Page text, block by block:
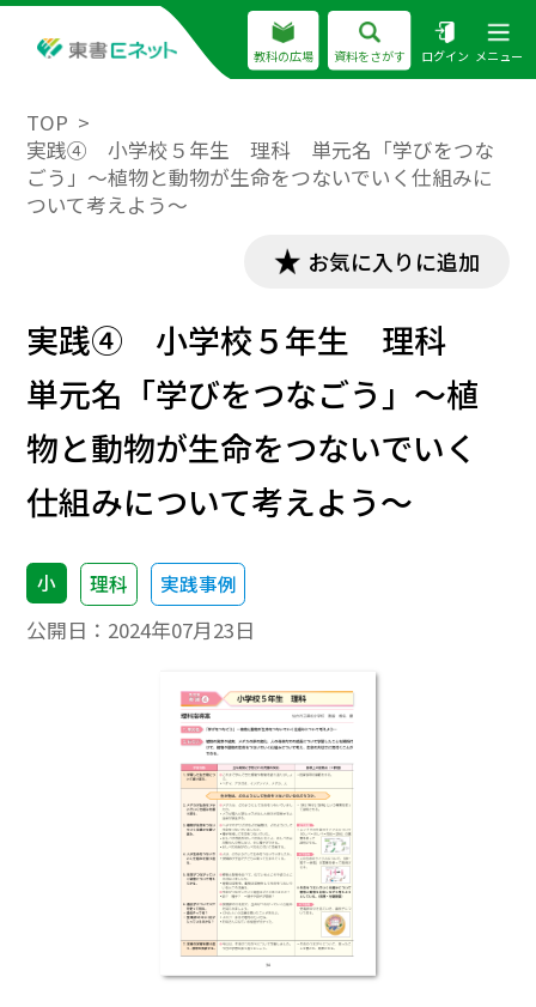
教科の広場 資料をさがす ログイン メニュー
TOP
実践④ 小学校５年生 理科 単元名「学びをつな
ごう」〜植物と動物が生命をつないでいく仕組みに
ついて考えよう〜
お気に入りに追加
実践④ 小学校５年生 理科
単元名「学びをつなごう」〜植
物と動物が生命をつないでいく
仕組みについて考えよう〜
小 理科 実践事例
公開日： 2024年07月23日